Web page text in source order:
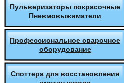
Пульверизаторы покрасочные
Пневмовыжиматели
Профессиональное сварочное
оборудование
Споттера для восстановления